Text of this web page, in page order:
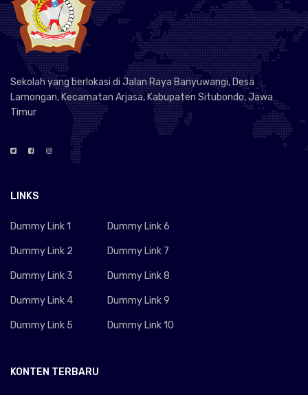
Sekolah yang berlokasi di Jalan Raya Banyuwangi, Desa
Lamongan, Kecamatan Arjasa, Kabupaten Situbondo, Jawa
Timur
LINKS
Dummy Link 1
Dummy Link 2
Dummy Link 3
Dummy Link 4
Dummy Link 5
Dummy Link 6
Dummy Link 7
Dummy Link 8
Dummy Link 9
Dummy Link 10
KONTEN TERBARU